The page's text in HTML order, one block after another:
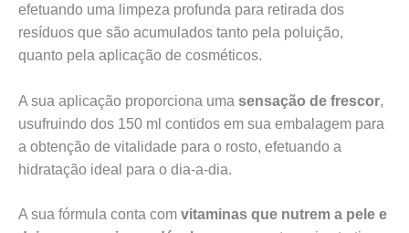
efetuando uma limpeza profunda para retirada dos
resíduos que são acumulados tanto pela poluição,
quanto pela aplicação de cosméticos.
A sua aplicação proporciona uma sensação de frescor,
usufruindo dos 150 ml contidos em sua embalagem para
a obtenção de vitalidade para o rosto, efetuando a
hidratação ideal para o dia-a-dia.
A sua fórmula conta com vitaminas que nutrem a pele e